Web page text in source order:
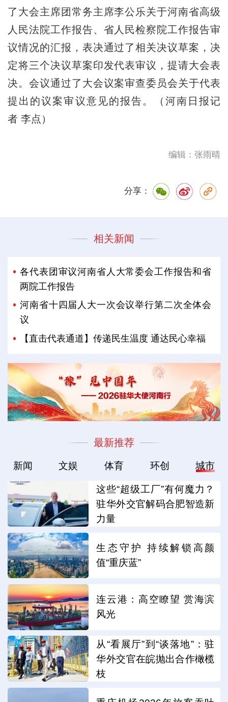
了大会主席团常务主席李公乐关于河南省高级
人民法院工作报告、省人民检察院工作报告审
议情况的汇报，表决通过了相关决议草案，决
定将三个决议草案印发代表审议，提请大会表
决。会议通过了大会议案审查委员会关于代表
提出的议案审议意见的报告。（河南日报记
者 李点）
编辑：张雨晴
分享：
相关新闻
各代表团审议河南省人大常委会工作报告和省
两院工作报告
河南省十四届人大一次会议举行第二次全体会
议
【直击代表通道】传递民生温度 通达民心幸福
最新推荐
新闻 文娱 体育 环创 城市
这些“超级工厂”有何魔力？
驻华外交官解码合肥智造新
力量
生态守护 持续解锁高颜
值“重庆蓝”
连云港：高空瞭望 赏海滨
风光
从“看展厅”到“谈落地”：驻
华外交官在皖抛出合作橄榄
枝